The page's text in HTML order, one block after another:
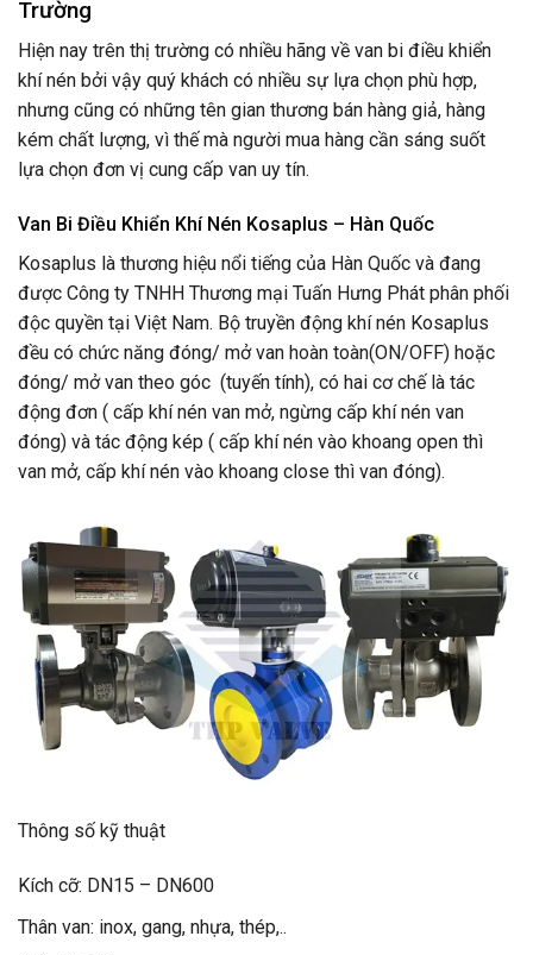
Trường
Hiện nay trên thị trường có nhiều hãng về van bi điều khiển
khí nén bởi vậy quý khách có nhiều sự lựa chọn phù hợp,
nhưng cũng có những tên gian thương bán hàng giả, hàng
kém chất lượng, vì thế mà người mua hàng cần sáng suốt
lựa chọn đơn vị cung cấp van uy tín.
Van Bi Điều Khiển Khí Nén Kosaplus – Hàn Quốc
Kosaplus là thương hiệu nổi tiếng của Hàn Quốc và đang
được Công ty TNHH Thương mại Tuấn Hưng Phát phân phối
độc quyền tại Việt Nam. Bộ truyền động khí nén Kosaplus
đều có chức năng đóng/ mở van hoàn toàn(ON/OFF) hoặc
đóng/ mở van theo góc (tuyến tính), có hai cơ chế là tác
động đơn ( cấp khí nén van mở, ngừng cấp khí nén van
đóng) và tác động kép ( cấp khí nén vào khoang open thì
van mở, cấp khí nén vào khoang close thì van đóng).
Thông số kỹ thuật
Kích cỡ: DN15 – DN600
Thân van: inox, gang, nhựa, thép,..